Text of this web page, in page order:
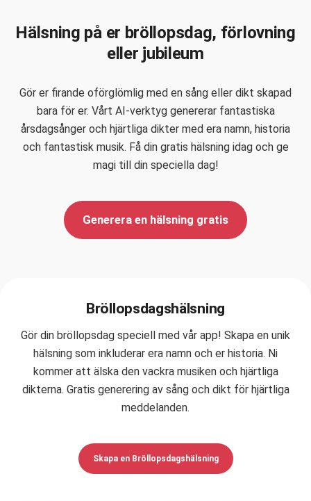
Hälsning på er bröllopsdag, förlovning
eller jubileum
Gör er firande oförglömlig med en sång eller dikt skapad
bara för er. Vårt AI-verktyg genererar fantastiska
årsdagsånger och hjärtliga dikter med era namn, historia
och fantastisk musik. Få din gratis hälsning idag och ge
magi till din speciella dag!
Generera en hälsning gratis
Bröllopsdagshälsning
Gör din bröllopsdag speciell med vår app! Skapa en unik
hälsning som inkluderar era namn och er historia. Ni
kommer att älska den vackra musiken och hjärtliga
dikterna. Gratis generering av sång och dikt för hjärtliga
meddelanden.
Skapa en Bröllopsdagshälsning